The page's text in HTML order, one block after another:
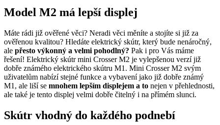
Model M2 má lepší displej
Máte rádi již ověřené věci? Neradi věci měníte a stojíte si již za
ověřenou kvalitou? Hledáte elektrický skútr, který bude nenáročný,
ale přesto výkonný a velmi pohodlný? Pak i pro Vás máme
řešení! Elektrický skútr mini Crosser M2 je vylepšenou verzí již
dobře známého elektrického skútru M1. Mini Crosser M2 svým
uživatelům nabízí stejné funkce a vybavení jako již dobře známý
M1, ale liší se mnohem lepším displejem a to nejen v přehlednosti,
ale také je tento displej velmi dobře čitelný i na přímém slunci.
Skútr vhodný do každého podnebí